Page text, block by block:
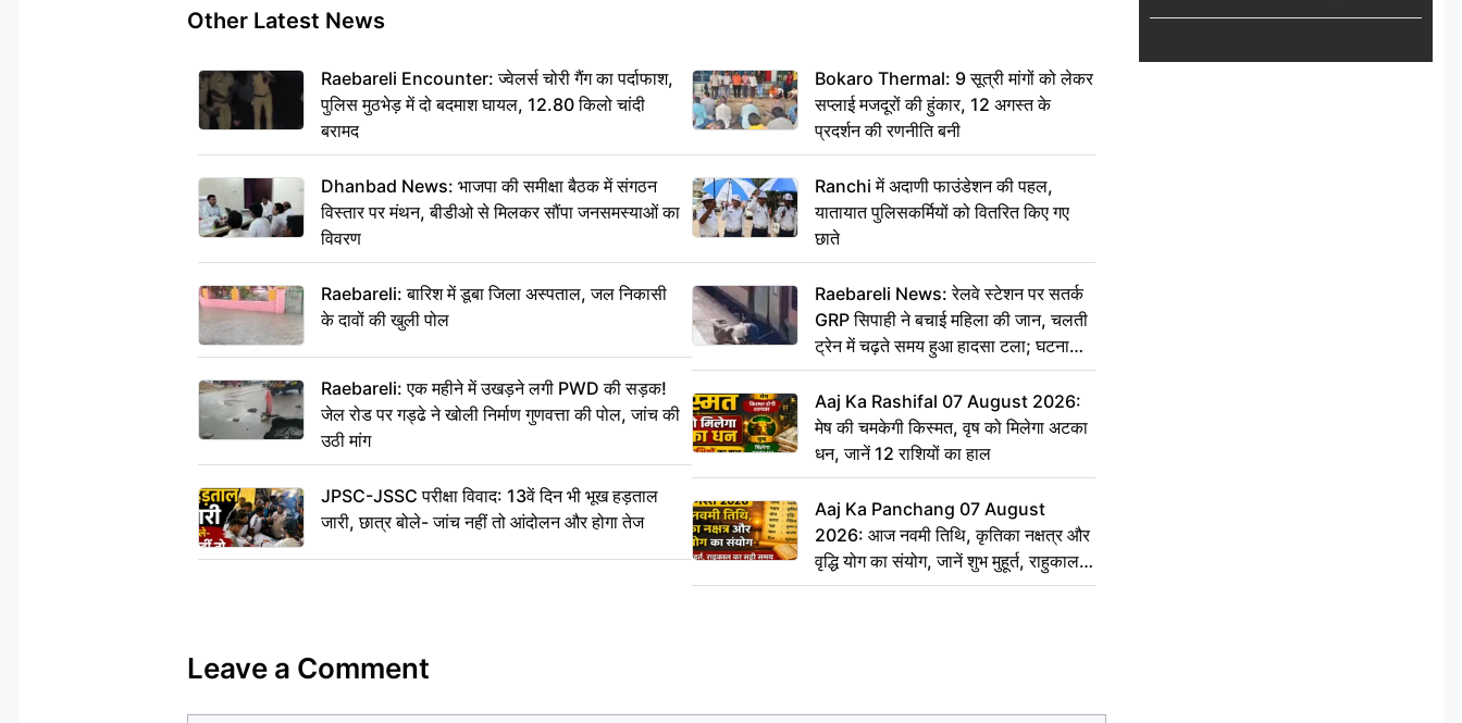
Other Latest News
Raebareli Encounter: ज्वेलर्स चोरी गैंग का पर्दाफाश,
पुलिस मुठभेड़ में दो बदमाश घायल, 12.80 किलो चांदी
बरामद
Dhanbad News: भाजपा की समीक्षा बैठक में संगठन
विस्तार पर मंथन, बीडीओ से मिलकर सौंपा जनसमस्याओं का
विवरण
Raebareli: बारिश में डूबा जिला अस्पताल, जल निकासी
के दावों की खुली पोल
Raebareli: एक महीने में उखड़ने लगी PWD की सड़क!
जेल रोड पर गड्ढे ने खोली निर्माण गुणवत्ता की पोल, जांच की
उठी मांग
JPSC-JSSC परीक्षा विवाद: 13वें दिन भी भूख हड़ताल
जारी, छात्र बोले- जांच नहीं तो आंदोलन और होगा तेज
Bokaro Thermal: 9 सूत्री मांगों को लेकर
सप्लाई मजदूरों की हुंकार, 12 अगस्त के
प्रदर्शन की रणनीति बनी
Ranchi में अदाणी फाउंडेशन की पहल,
यातायात पुलिसकर्मियों को वितरित किए गए
छाते
Raebareli News: रेलवे स्टेशन पर सतर्क
GRP सिपाही ने बचाई महिला की जान, चलती
ट्रेन में चढ़ते समय हुआ हादसा टला; घटना
CCTV में कैद
Aaj Ka Rashifal 07 August 2026:
मेष की चमकेगी किस्मत, वृष को मिलेगा अटका
धन, जानें 12 राशियों का हाल
Aaj Ka Panchang 07 August
2026: आज नवमी तिथि, कृतिका नक्षत्र और
वृद्धि योग का संयोग, जानें शुभ मुहूर्त, राहुकाल
का सही समय
Leave a Comment
को वितरित किए गए छाते